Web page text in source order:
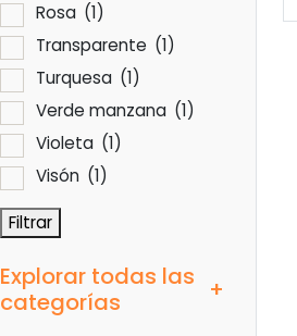
Rosa (1)
Transparente (1)
Turquesa (1)
Verde manzana (1)
Violeta (1)
Visón (1)
Filtrar
Explorar todas las
categorías
+